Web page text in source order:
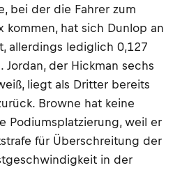
bei der die Fahrer zum
kommen, hat sich Dunlop an
allerdings lediglich 0,127
Jordan, der Hickman sechs
liegt als Dritter bereits
Browne hat keine
Podiumsplatzierung, weil er
für Überschreitung der
in der